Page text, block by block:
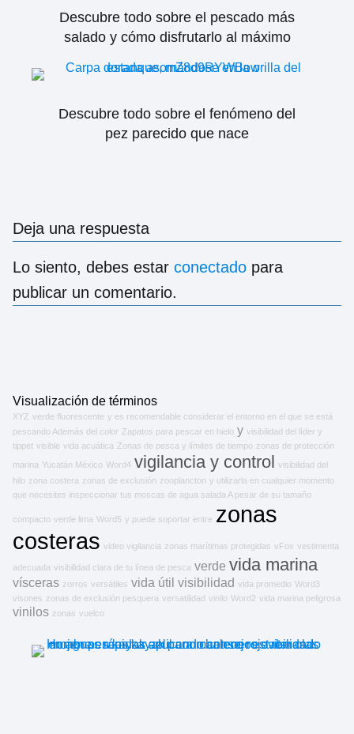
Descubre todo sobre el pescado más
salado y cómo disfrutarlo al máximo
Descubre todo sobre el fenómeno del
pez parecido que nace
Deja una respuesta
Lo siento, debes estar conectado para
publicar un comentario.
Visualización de términos
XYZ verde fluorescente y es recomendable considerar el entorno en el que se está
pescando Además del color Zapatos para pescar en hielo y visibilidad del líder y
tippet visible vida acuática Zonas de pesca y límites de tiempo zonas de protección
marina Yucatán México Word4 vigilancia y control visibilidad del
hilo zona costera zonas de exclusión zooplancton y utilizarla en cualquier momento
que necesites inspeccionar tus moscas de agua salada A pesar de su tamaño
compacto verde lima Word5 y puede soportar entre zonas
costeras video vigilancia zonas marítimas protegidas vFox vestimenta
adecuada visibilidad clara de tu línea de pesca verde vida marina
vísceras zorros versátiles vida útil visibilidad vida promedio Word3
visones zonas de exclusión pesquera versatilidad vinilo Word2 vida marina peligrosa
vinilos zonas vuelco